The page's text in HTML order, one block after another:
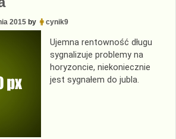
2015 by cynik9
Ujemna rentowność długu
sygnalizuje problemy na
horyzoncie, niekoniecznie
jest sygnałem do jubla.